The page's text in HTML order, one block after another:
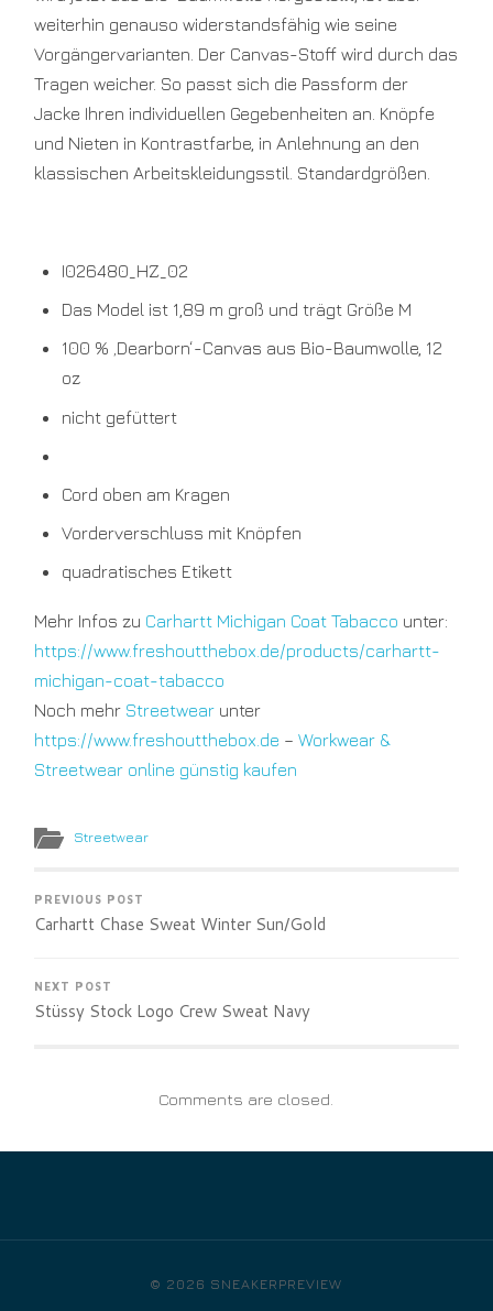
weiterhin genauso widerstandsfähig wie seine
Vorgängervarianten. Der Canvas-Stoff wird durch das
Tragen weicher. So passt sich die Passform der
Jacke Ihren individuellen Gegebenheiten an. Knöpfe
und Nieten in Kontrastfarbe, in Anlehnung an den
klassischen Arbeitskleidungsstil. Standardgrößen.
I026480_HZ_02
Das Model ist 1,89 m groß und trägt Größe M
100 % ‚Dearborn‘-Canvas aus Bio-Baumwolle, 12
oz
nicht gefüttert
Cord oben am Kragen
Vorderverschluss mit Knöpfen
quadratisches Etikett
Mehr Infos zu Carhartt Michigan Coat Tabacco unter:
https://www.freshoutthebox.de/products/carhartt-
michigan-coat-tabacco
Noch mehr Streetwear unter
https://www.freshoutthebox.de –Workwear &
Streetwear online günstig kaufen
Streetwear
PREVIOUS POST
Carhartt Chase Sweat Winter Sun/Gold
NEXT POST
Stüssy Stock Logo Crew Sweat Navy
Comments are closed.
© 2026 SNEAKERPREVIEW